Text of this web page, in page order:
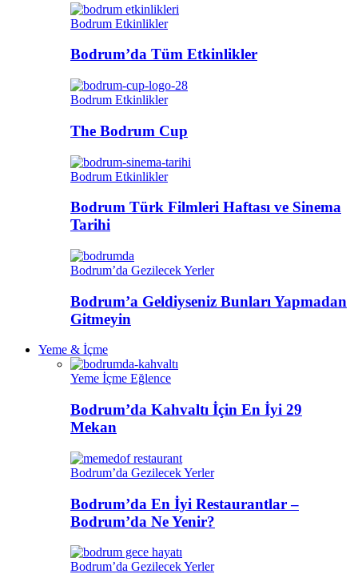
Bodrum Etkinlikler
Bodrum’da Tüm Etkinlikler
Bodrum Etkinlikler
The Bodrum Cup
Bodrum Etkinlikler
Bodrum Türk Filmleri Haftası ve Sinema
Tarihi
Bodrum’da Gezilecek Yerler
Bodrum’a Geldiyseniz Bunları Yapmadan
Gitmeyin
Yeme & İçme
Yeme İçme Eğlence
Bodrum’da Kahvaltı İçin En İyi 29
Mekan
Bodrum’da Gezilecek Yerler
Bodrum’da En İyi Restaurantlar –
Bodrum’da Ne Yenir?
Bodrum’da Gezilecek Yerler